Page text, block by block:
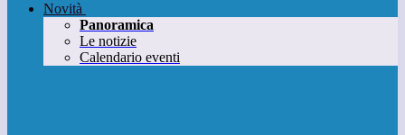
Novità
Panoramica
Le notizie
Calendario eventi